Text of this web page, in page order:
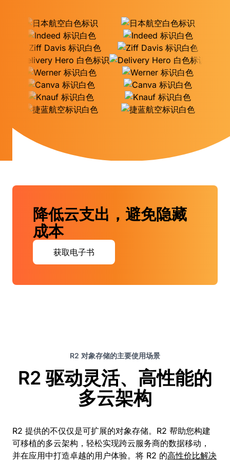
降低云支出，避免隐藏
成本
获取电子书
R2 对象存储的主要使用场景
R2 驱动灵活、高性能的
多云架构
R2 提供的不仅仅是可扩展的对象存储。R2 帮助您构建
可移植的多云架构，轻松实现跨云服务商的数据移动，
并在应用中打造卓越的用户体验。将 R2 的高性价比解决